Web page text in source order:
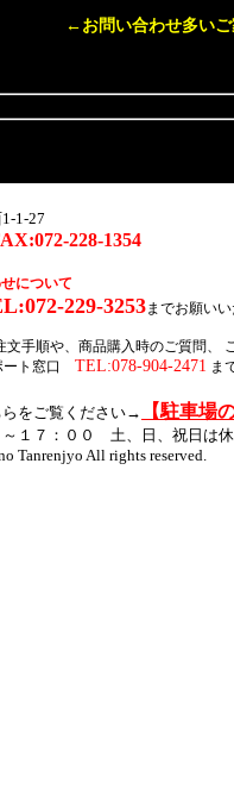
←お問い合わせ多い
1-27
228-1354
について
229-3253までお願い
手順や、商品購入時のご質問、
ト窓口
TEL:078-904-2471 ま
をご覧ください→ 【駐車場
１７：００ 土、日、祝日は休
Tanrenjyo All rights reserved.